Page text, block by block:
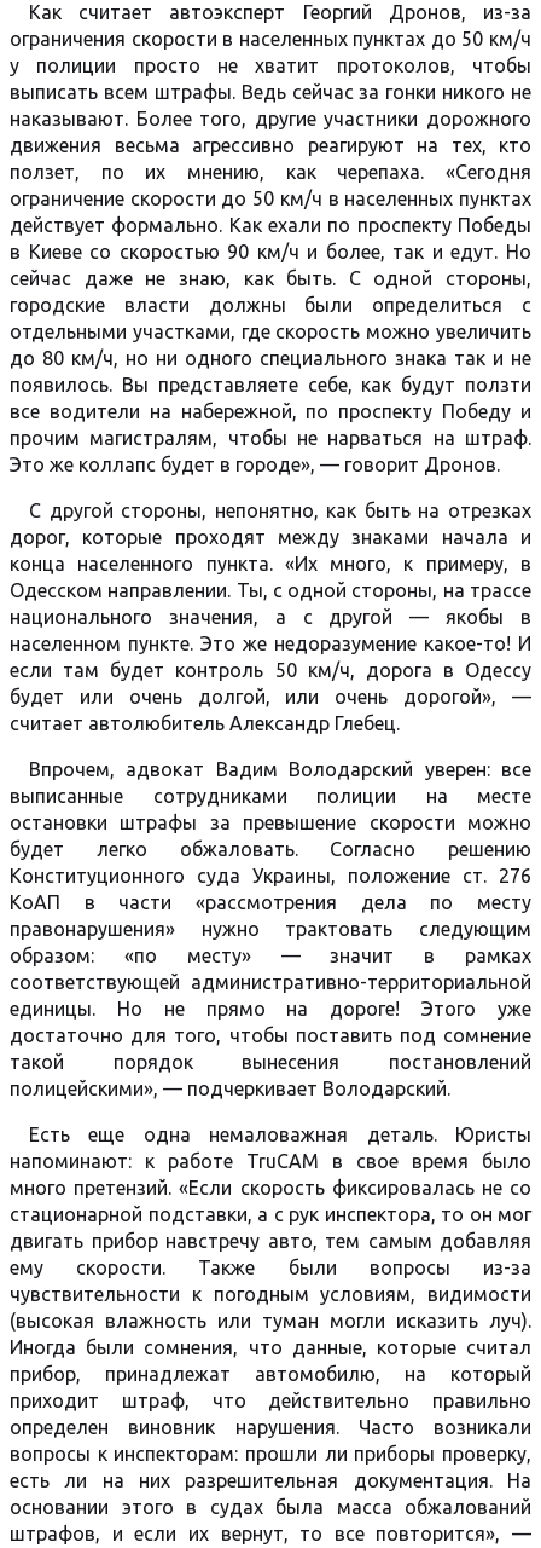
Как считает автоэксперт Георгий Дронов, из-за
ограничения скорости в населенных пунктах до 50 км/ч
у полиции просто не хватит протоколов, чтобы
выписать всем штрафы. Ведь сейчас за гонки никого не
наказывают. Более того, другие участники дорожного
движения весьма агрессивно реагируют на тех, кто
ползет, по их мнению, как черепаха. «Сегодня
ограничение скорости до 50 км/ч в населенных пунктах
действует формально. Как ехали по проспекту Победы
в Киеве со скоростью 90 км/ч и более, так и едут. Но
сейчас даже не знаю, как быть. С одной стороны,
городские власти должны были определиться с
отдельными участками, где скорость можно увеличить
до 80 км/ч, но ни одного специального знака так и не
появилось. Вы представляете себе, как будут ползти
все водители на набережной, по проспекту Победу и
прочим магистралям, чтобы не нарваться на штраф.
Это же коллапс будет в городе», — говорит Дронов.
С другой стороны, непонятно, как быть на отрезках
дорог, которые проходят между знаками начала и
конца населенного пункта. «Их много, к примеру, в
Одесском направлении. Ты, с одной стороны, на трассе
национального значения, а с другой — якобы в
населенном пункте. Это же недоразумение какое-то! И
если там будет контроль 50 км/ч, дорога в Одессу
будет или очень долгой, или очень дорогой», —
считает автолюбитель Александр Глебец.
Впрочем, адвокат Вадим Володарский уверен: все
выписанные сотрудниками полиции на месте
остановки штрафы за превышение скорости можно
будет легко обжаловать. Согласно решению
Конституционного суда Украины, положение ст. 276
КоАП в части «рассмотрения дела по месту
правонарушения» нужно трактовать следующим
образом: «по месту» — значит в рамках
соответствующей административно-территориальной
единицы. Но не прямо на дороге! Этого уже
достаточно для того, чтобы поставить под сомнение
такой порядок вынесения постановлений
полицейскими», — подчеркивает Володарский.
Есть еще одна немаловажная деталь. Юристы
напоминают: к работе TruCAM в свое время было
много претензий. «Если скорость фиксировалась не со
стационарной подставки, а с рук инспектора, то он мог
двигать прибор навстречу авто, тем самым добавляя
ему скорости. Также были вопросы из-за
чувствительности к погодным условиям, видимости
(высокая влажность или туман могли исказить луч).
Иногда были сомнения, что данные, которые считал
прибор, принадлежат автомобилю, на который
приходит штраф, что действительно правильно
определен виновник нарушения. Часто возникали
вопросы к инспекторам: прошли ли приборы проверку,
есть ли на них разрешительная документация. На
основании этого в судах была масса обжалований
штрафов, и если их вернут, то все повторится», —